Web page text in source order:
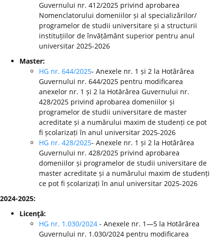
Guvernului nr. 412/2025 privind aprobarea
Nomenclatorului domeniilor și al specializărilor/
programelor de studii universitare și a structurii
instituțiilor de învățământ superior pentru anul
universitar 2025-2026
Master:
HG nr. 644/2025- Anexele nr. 1 și 2 la Hotărârea
Guvernului nr. 644/2025 pentru modificarea
anexelor nr. 1 și 2 la Hotărârea Guvernului nr.
428/2025 privind aprobarea domeniilor și
programelor de studii universitare de master
acreditate și a numărului maxim de studenți ce pot
fi școlarizați în anul universitar 2025-2026
HG nr. 428/2025- Anexele nr. 1 și 2 la Hotărârea
Guvernului nr. 428/2025 privind aprobarea
domeniilor și programelor de studii universitare de
master acreditate și a numărului maxim de studenți
ce pot fi școlarizați în anul universitar 2025-2026
2024-2025:
Licenţă:
HG nr. 1.030/2024 - Anexele nr. 1—5 la Hotărârea
Guvernului nr. 1.030/2024 pentru modificarea